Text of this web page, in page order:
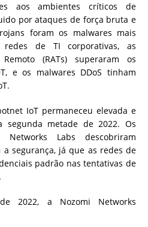
aos ambientes críticos de
por ataques de força bruta e
foram os malwares mais
redes de TI corporativas, as
(RATs) superaram os
e os malwares DDoS tinham
IoT permaneceu elevada e
metade de 2022. Os
Labs descobriram
a segurança, já que as redes de
padrão nas tentativas de
2022, a Nozomi Networks